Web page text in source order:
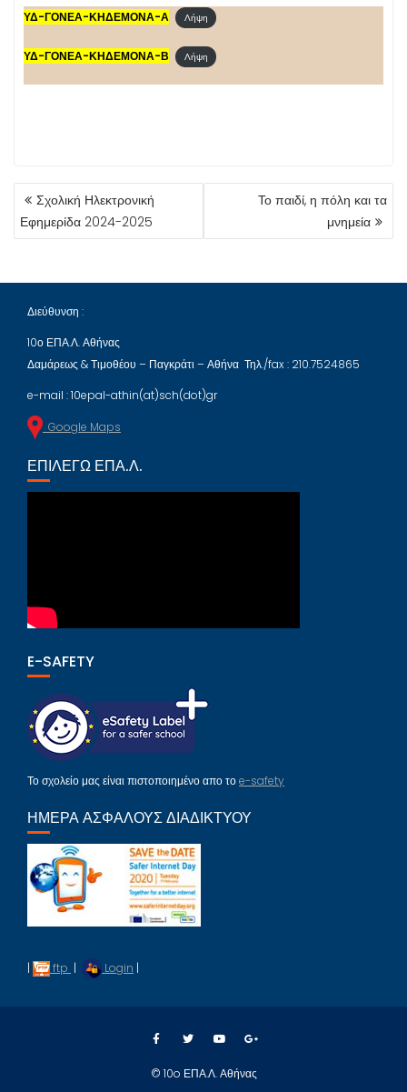
ΥΔ-ΓΟΝΕΑ-ΚΗΔΕΜΟΝΑ-Α Λήψη
ΥΔ-ΓΟΝΕΑ-ΚΗΔΕΜΟΝΑ-Β Λήψη
ΠΛΟΉΓΗΣΗ
ΆΡΘΡΩΝ
Σχολική Ηλεκτρονική
Εφημερίδα 2024-2025
Το παιδί, η πόλη και τα
μνημεία
Διεύθυνση :
10ο ΕΠΑ.Λ. Αθήνας
Δαμάρεως & Τιμοθέου – Παγκράτι – Αθήνα Τηλ./fax : 210.7524865
e-mail : 10epal-athin(at)sch(dot)gr
Google Maps
ΕΠΙΛΈΓΩ ΕΠΑ.Λ.
E-SAFETY
Το σχολείο μας είναι πιστοποιημένο απο τοe-safety
ΗΜΈΡΑ ΑΣΦΑΛΟΎΣ ΔΙΑΔΙΚΤΎΟΥ
| ftp | Login |
© 10o ΕΠΑ.Λ. Αθήνας